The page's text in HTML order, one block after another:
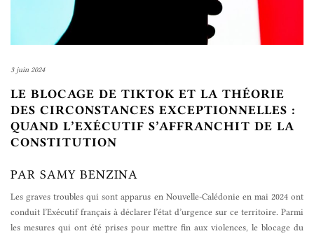
3 juin 2024
LE BLOCAGE DE TIKTOK ET LA THÉORIE
DES CIRCONSTANCES EXCEPTIONNELLES :
QUAND L’EXÉCUTIF S’AFFRANCHIT DE LA
CONSTITUTION
PAR SAMY BENZINA
Les graves troubles qui sont apparus en Nouvelle-Calédonie en mai 2024 ont
conduit l’Exécutif français à déclarer l’état d’urgence sur ce territoire. Parmi
les mesures qui ont été prises pour mettre fin aux violences, le blocage du